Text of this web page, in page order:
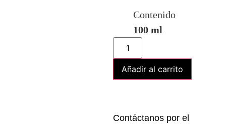
Contenido
100 ml
Añadir al carrito
Contáctanos por el